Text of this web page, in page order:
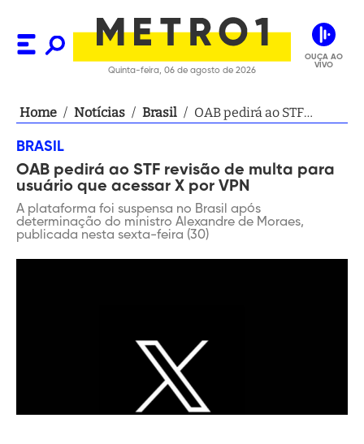
Quinta-feira, 06 de agosto de 2026
OUÇA AO
VIVO
Home / Notícias / Brasil / OAB pedirá ao STF
por VPN
BRASIL
OAB pedirá ao STF revisão de multa para
usuário que acessar X por VPN
A plataforma foi suspensa no Brasil após
determinação do ministro Alexandre de Moraes,
publicada nesta sexta-feira (30)